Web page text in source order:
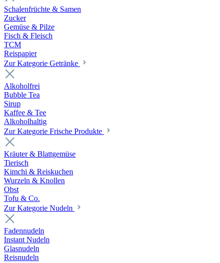
Schalenfrüchte & Samen
Zucker
Gemüse & Pilze
Fisch & Fleisch
TCM
Reispapier
Zur Kategorie Getränke
Alkoholfrei
Bubble Tea
Sirup
Kaffee & Tee
Alkoholhaltig
Zur Kategorie Frische Produkte
Kräuter & Blattgemüse
Tierisch
Kimchi & Reiskuchen
Wurzeln & Knollen
Obst
Tofu & Co.
Zur Kategorie Nudeln
Fadennudeln
Instant Nudeln
Glasnudeln
Reisnudeln